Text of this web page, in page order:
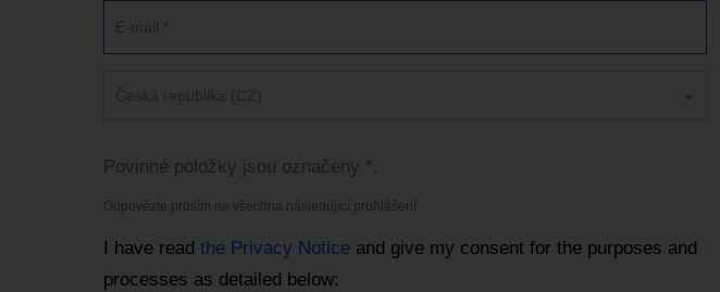
Povinné položky jsou označeny *.
Odpovězte prosím na všechna následující prohlášení
I have read the Privacy Noticeand give my consent for the purposes and
processes as detailed below: